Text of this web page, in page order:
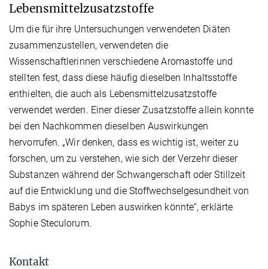
Lebensmittelzusatzstoffe
Um die für ihre Untersuchungen verwendeten Diäten
zusammenzustellen, verwendeten die
Wissenschaftlerinnen verschiedene Aromastoffe und
stellten fest, dass diese häufig dieselben Inhaltsstoffe
enthielten, die auch als Lebensmittelzusatzstoffe
verwendet werden. Einer dieser Zusatzstoffe allein konnte
bei den Nachkommen dieselben Auswirkungen
hervorrufen. „Wir denken, dass es wichtig ist, weiter zu
forschen, um zu verstehen, wie sich der Verzehr dieser
Substanzen während der Schwangerschaft oder Stillzeit
auf die Entwicklung und die Stoffwechselgesundheit von
Babys im späteren Leben auswirken könnte“, erklärte
Sophie Steculorum.
Kontakt